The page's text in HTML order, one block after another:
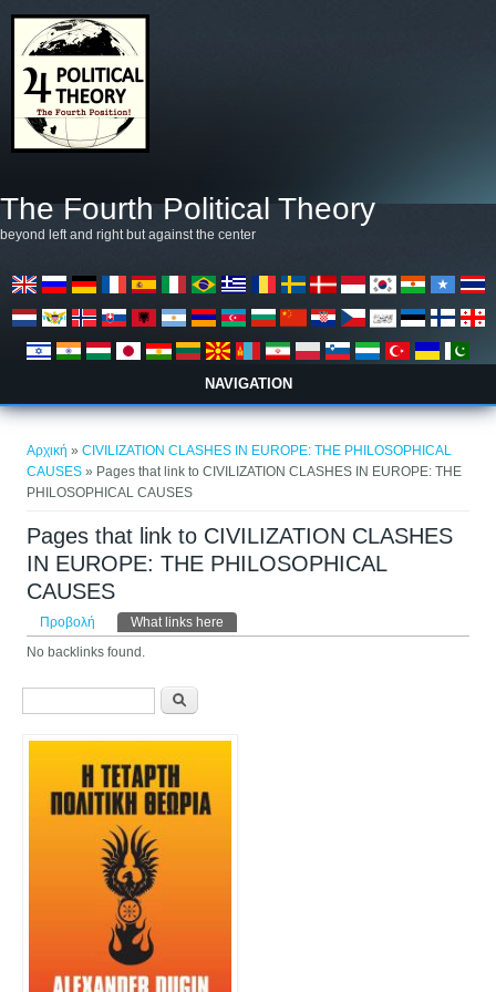
The Fourth Political Theory
beyond left and right but against the center
NAVIGATION
Αρχική »CIVILIZATION CLASHES IN EUROPE: THE PHILOSOPHICAL
CAUSES » Pages that link to CIVILIZATION CLASHES IN EUROPE: THE
PHILOSOPHICAL CAUSES
Pages that link to CIVILIZATION CLASHES
IN EUROPE: THE PHILOSOPHICAL
CAUSES
Πρωτεύουσες καρτέλες
Προβολή What links here
No backlinks found.
Φόρμα αναζήτησης